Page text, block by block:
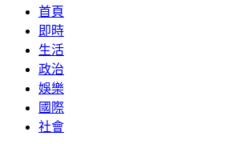
首頁
即時
生活
政治
娛樂
國際
社會